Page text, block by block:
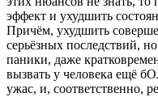
эффект и ухудшить
Причём, ухудшить
серьёзных последствий,
паники, даже
вызвать у человека ещё
ужас, и, соответственно,